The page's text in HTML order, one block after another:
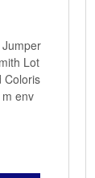
Lot
Coloris
env